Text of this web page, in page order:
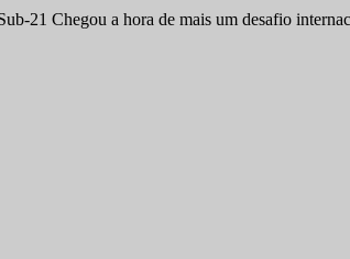
21 Chegou a hora de mais um desafio